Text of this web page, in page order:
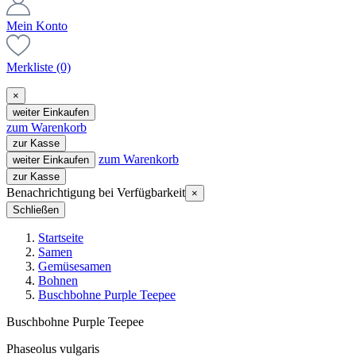
Mein Konto
Merkliste (0)
×
weiter Einkaufen
zum Warenkorb
zur Kasse
weiter Einkaufen
zum Warenkorb
zur Kasse
Benachrichtigung bei Verfügbarkeit ×
Schließen
Startseite
Samen
Gemüsesamen
Bohnen
Buschbohne Purple Teepee
Buschbohne Purple Teepee
Phaseolus vulgaris